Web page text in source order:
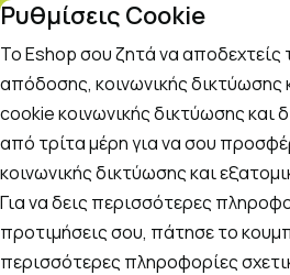
ΤΗΛΕΦΩΝΙΚΟ ΚΕΝΤΡΟ: Δευτ.-Παρασκευή
09:00-14:00
Αρχική / ΕΠΟΧΙΑΚΑ /Σύσφιξη,
Σύσφιξη,
Ταξινόμηση Προβολή
Ρυθμίσεις Cookie
Το Eshop σου ζητά να
απόδοσης, κοινωνικής δικτύωσης
cookie κοινωνικής δικτύωσης και
από τρίτα μέρη για να σου
κοινωνικής δικτύωσης και
Για να δεις περισσότερες
προτιμήσεις σου, πάτησε το
περισσότερες πληροφορίες